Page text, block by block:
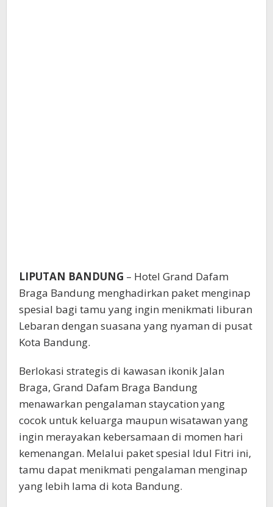
LIPUTAN BANDUNG – Hotel Grand Dafam
Braga Bandung menghadirkan paket menginap
spesial bagi tamu yang ingin menikmati liburan
Lebaran dengan suasana yang nyaman di pusat
Kota Bandung.
Berlokasi strategis di kawasan ikonik Jalan
Braga, Grand Dafam Braga Bandung
menawarkan pengalaman staycation yang
cocok untuk keluarga maupun wisatawan yang
ingin merayakan kebersamaan di momen hari
kemenangan. Melalui paket spesial Idul Fitri ini,
tamu dapat menikmati pengalaman menginap
yang lebih lama di kota Bandung.